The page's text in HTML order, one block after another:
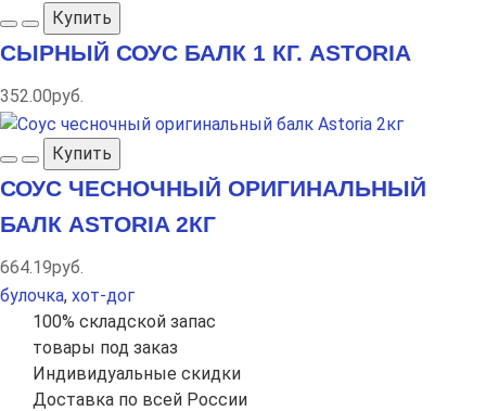
Купить
СЫРНЫЙ СОУС БАЛК 1 КГ. ASTORIA
352.00руб.
Купить
СОУС ЧЕСНОЧНЫЙ ОРИГИНАЛЬНЫЙ
БАЛК ASTORIA 2КГ
664.19руб.
булочка, хот-дог
100% складской запас
товары под заказ
Индивидуальные скидки
Доставка по всей России